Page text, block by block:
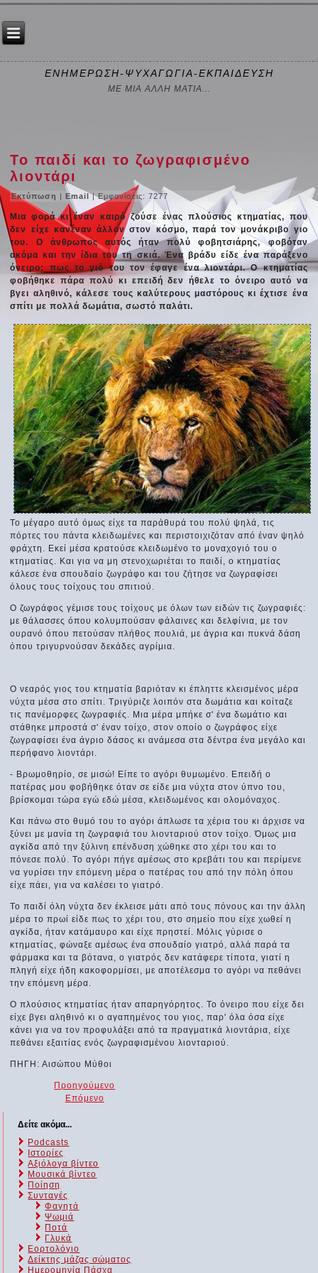
ΕΝΗΜΕΡΩΣΗ-ΨΥΧΑΓΩΓΙΑ-ΕΚΠΑΙΔΕΥΣΗ
ΜΕ ΜΙΑ ΑΛΛΗ ΜΑΤΙΑ...
Το παιδί και το ζωγραφισμένο
λιοντάρι
Εκτύπωση |Email| Εμφανίσεις: 7277
Μια φορά κι έναν καιρό ζούσε ένας πλούσιος κτηματίας, που
δεν είχε κανέναν άλλον στον κόσμο, παρά τον μονάκριβο γιο
του. Ο άνθρωπος αυτός ήταν πολύ φοβητσιάρης, φοβόταν
ακόμα και την ίδια του τη σκιά. Ένα βράδυ είδε ένα παράξενο
όνειρο: πως το γιό του τον έφαγε ένα λιοντάρι. Ο κτηματίας
φοβήθηκε πάρα πολύ κι επειδή δεν ήθελε το όνειρο αυτό να
βγει αληθινό, κάλεσε τους καλύτερους μαστόρους κι έχτισε ένα
σπίτι με πολλά δωμάτια, σωστό παλάτι.
Το μέγαρο αυτό όμως είχε τα παράθυρά του πολύ ψηλά, τις
πόρτες του πάντα κλειδωμένες και περιστοιχιζόταν από έναν ψηλό
φράχτη. Εκεί μέσα κρατούσε κλειδωμένο το μοναχογιό του ο
κτηματίας. Και για να μη στενοχωριέται το παιδί, ο κτηματίας
κάλεσε ένα σπουδαίο ζωγράφο και του ζήτησε να ζωγραφίσει
όλους τους τοίχους του σπιτιού.
Ο ζωγράφος γέμισε τους τοίχους με όλων των ειδών τις ζωγραφιές:
με θάλασσες όπου κολυμπούσαν φάλαινες και δελφίνια, με τον
ουρανό όπου πετούσαν πλήθος πουλιά, με άγρια και πυκνά δάση
όπου τριγυρνούσαν δεκάδες αγρίμια.
Ο νεαρός γιος του κτηματία βαριόταν κι έπληττε κλεισμένος μέρα
νύχτα μέσα στο σπίτι. Τριγύριζε λοιπόν στα δωμάτια και κοίταζε
τις πανέμορφες ζωγραφιές. Μια μέρα μπήκε σ' ένα δωμάτιο και
στάθηκε μπροστά σ' έναν τοίχο, στον οποίο ο ζωγράφος είχε
ζωγραφίσει ένα άγριο δάσος κι ανάμεσα στα δέντρα ένα μεγάλο και
περήφανο λιοντάρι.
- Βρωμοθηρίο, σε μισώ! Είπε το αγόρι θυμωμένο. Επειδή ο
πατέρας μου φοβήθηκε όταν σε είδε μια νύχτα στον ύπνο του,
βρίσκομαι τώρα εγώ εδώ μέσα, κλειδωμένος και ολομόναχος.
Και πάνω στο θυμό του το αγόρι άπλωσε τα χέρια του κι άρχισε να
ξύνει με μανία τη ζωγραφιά του λιονταριού στον τοίχο. Όμως μια
αγκίδα από την ξύλινη επένδυση χώθηκε στο χέρι του και το
πόνεσε πολύ. Το αγόρι πήγε αμέσως στο κρεβάτι του και περίμενε
να γυρίσει την επόμενη μέρα ο πατέρας του από την πόλη όπου
είχε πάει, για να καλέσει το γιατρό.
Το παιδί όλη νύχτα δεν έκλεισε μάτι από τους πόνους και την άλλη
μέρα το πρωί είδε πως το χέρι του, στο σημείο που είχε χωθεί η
αγκίδα, ήταν κατάμαυρο και είχε πρηστεί. Μόλις γύρισε ο
κτηματίας, φώναξε αμέσως ένα σπουδαίο γιατρό, αλλά παρά τα
φάρμακα και τα βότανα, ο γιατρός δεν κατάφερε τίποτα, γιατί η
πληγή είχε ήδη κακοφορμίσει, με αποτέλεσμα το αγόρι να πεθάνει
την επόμενη μέρα.
Ο πλούσιος κτηματίας ήταν απαρηγόρητος. Το όνειρο που είχε δει
είχε βγει αληθινό κι ο αγαπημένος του γιος, παρ' όλα όσα είχε
κάνει για να τον προφυλάξει από τα πραγματικά λιοντάρια, είχε
πεθάνει εξαιτίας ενός ζωγραφισμένου λιονταριού.
ΠΗΓΗ: Αισώπου Μύθοι
Προηγούμενο
Επόμενο
Δείτε ακόμα...
Podcasts
Ιστορίες
Αξιόλογα βίντεο
Μουσικά βίντεο
Ποίηση
Συνταγές
Φαγητά
Ψωμιά
Ποτά
Γλυκά
Εορτολόγιο
Δείκτης μάζας σώματος
Ημερομηνία Πάσχα